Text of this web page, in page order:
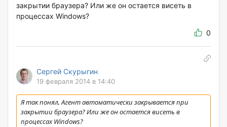
закрытии браузера? Или же он остается висеть в
процессах Windows?
0
Сергей Скурыгин
19 февраля 2014 в 14:40
Я так понял, Агент автоматически закрывается при
закрытии браузера? Или же он остается висеть в
процессах Windows?